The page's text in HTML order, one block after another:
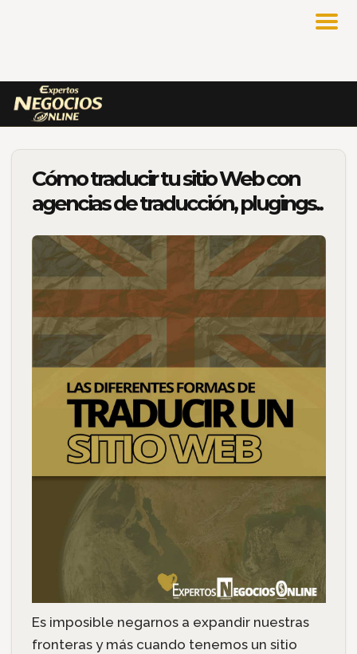
Cómo traducir tu sitio Web con
agencias de traducción, plugings..
Es imposible negarnos a expandir nuestras
fronteras y más cuando tenemos un sitio